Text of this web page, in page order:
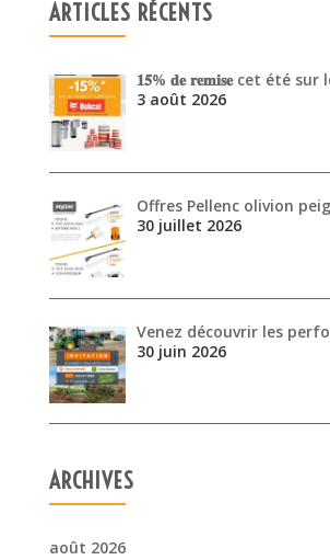
ARTICLES RÉCENTS
𝟏𝟓% 𝐝𝐞 𝐫𝐞𝐦𝐢𝐬𝐞 cet été sur
3 août 2026
Offres Pellenc olivion
30 juillet 2026
Venez découvrir les
30 juin 2026
ARCHIVES
août 2026